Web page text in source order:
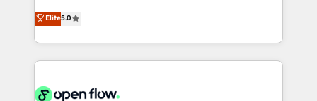
Mindedness, and Clarity. We are driven to win for the
collective good of the company and its clientele, and
things are happening.
integration products and services to mid-market
and enterprise customers. We ensure that your sales,
service and marketing department operates in the
most effective way, while at the same time
integrated buyers journey. Elixir is located in
Elite5.0